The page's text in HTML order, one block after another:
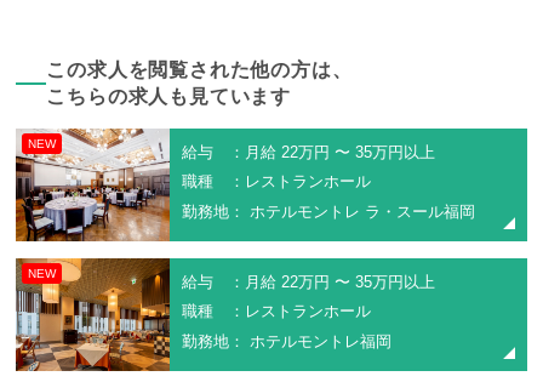
この求人を閲覧された他の方は、
こちらの求人も見ています
NEW
給与 ：月給 22万円 〜 35万円以上
職種 ：レストランホール
勤務地： ホテルモントレ ラ・スール福岡
NEW
給与 ：月給 22万円 〜 35万円以上
職種 ：レストランホール
勤務地： ホテルモントレ福岡